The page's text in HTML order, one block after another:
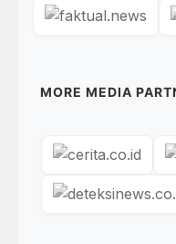
MORE MEDIA